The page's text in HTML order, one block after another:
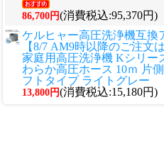
86,700円(消費税込:95,370円)
ケルヒャー高圧洗浄機互換
【8/7 AM9時以降のご注文
家庭用高圧洗浄機 Kシリー
わらか高圧ホース 10ｍ 片
フトタイプ ライトグレー
13,800円(消費税込:15,180円)